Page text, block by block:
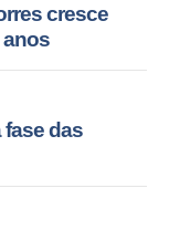
cresce
anos
das